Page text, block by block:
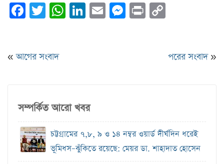
Facebook
Twitter
WhatsApp
LinkedIn
EmailMessenger
Print
«আগের সংবাদ পরের সংবাদ»
সম্পর্কিত আরো খবর
চট্টগ্রামের ৭,৮, ৯ ও ১৪ নম্বর ওয়ার্ড দীর্ঘদিন ধরেই
ভূমিধস–ঝুঁকিতে রয়েছে: মেয়র ডা. শাহাদাত হোসেন